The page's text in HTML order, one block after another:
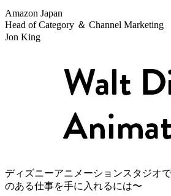
Amazon Japan
Head of Category ＆ Channel Marketing
Jon King
ディズニーアニメーションスタジオ
のある仕事を手に入れるには〜